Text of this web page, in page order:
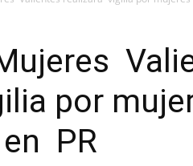
por
PR